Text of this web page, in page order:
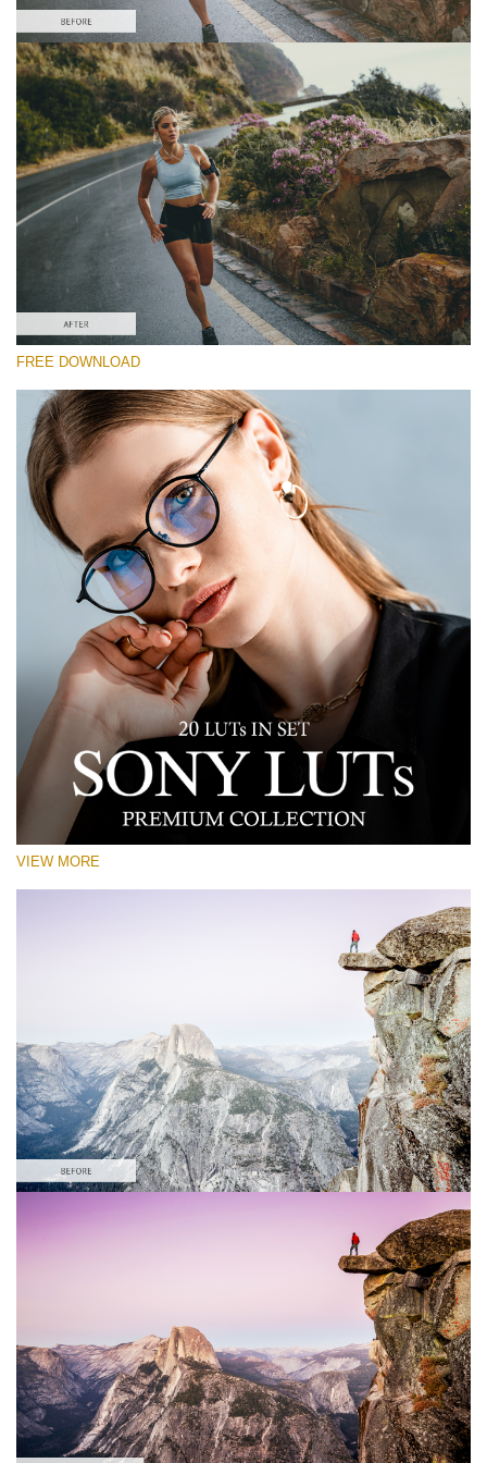
Please select
Free Sony LUT #2
Premium Sony LUTs
Must-Have Collection (160 LUTs)
Entire Collection (260 LUTs)
Free download
FREE DOWNLOAD
VIEW MORE